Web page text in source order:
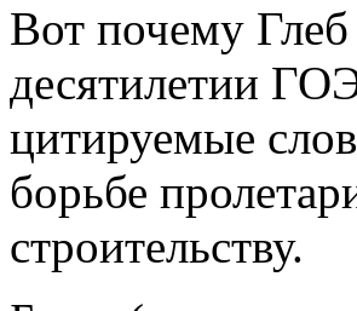
Вот почему
десятилетии
цитируемые
борьбе
строительству.